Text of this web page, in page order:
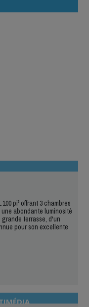
pi² offrant 3 chambres
abondante luminosité
terrasse, d'un
pour son excellente